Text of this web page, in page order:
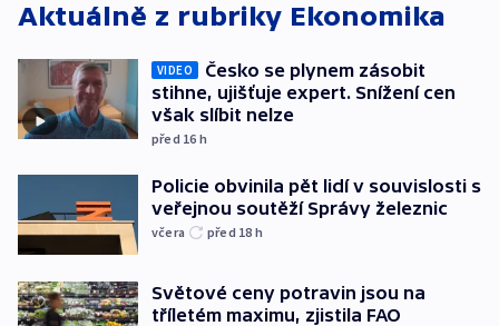
Aktuálně z rubriky Ekonomika
VIDEO
Česko se plynem zásobit
stihne, ujišťuje expert. Snížení cen
však slíbit nelze
před 16 h
Policie obvinila pět lidí v souvislosti s
veřejnou soutěží Správy železnic
včera před 18 h
Světové ceny potravin jsou na
tříletém maximu, zjistila FAO